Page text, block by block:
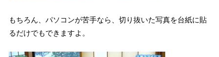
もちろん、パソコンが苦手なら、切り抜いた写真を台紙に貼
るだけでもできますよ。